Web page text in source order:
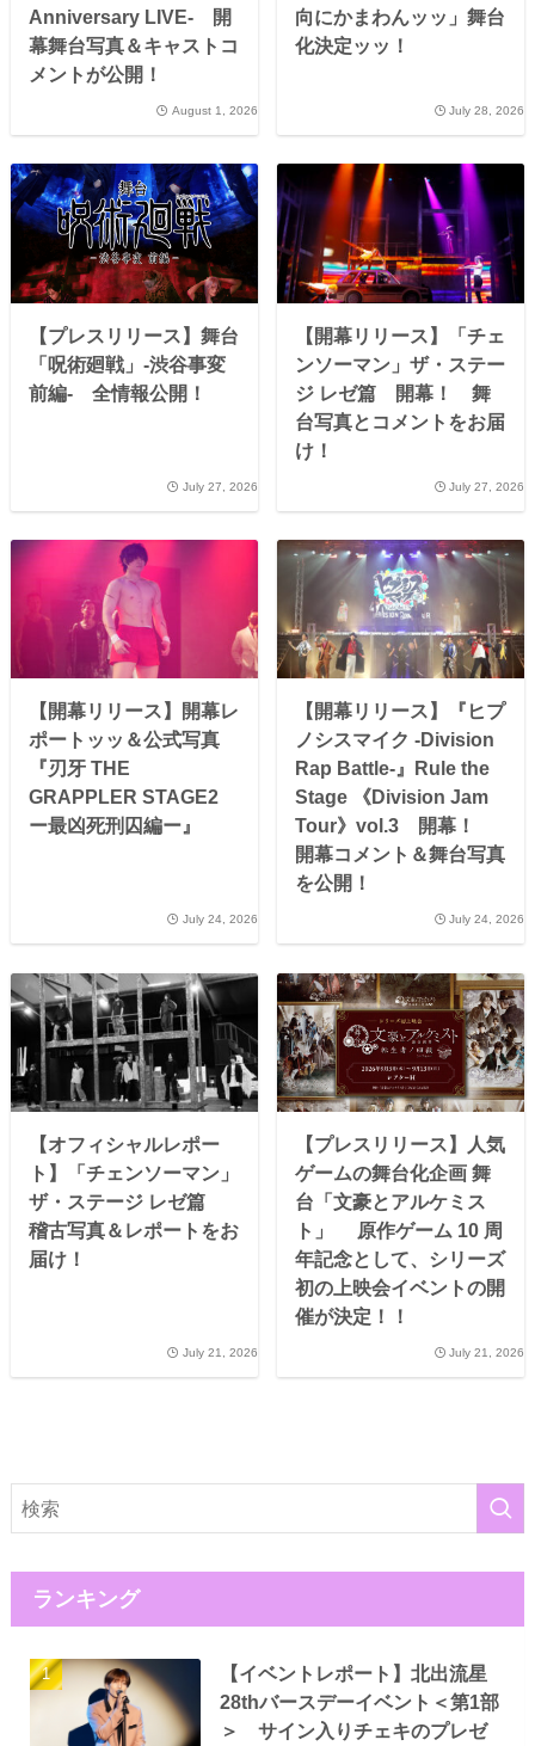
Anniversary LIVE- 開
幕舞台写真＆キャストコ
メントが公開！
August 1, 2026
向にかまわんッッ」舞台
化決定ッッ！
July 28, 2026
【プレスリリース】舞台
「呪術廻戦」-渋谷事変
前編- 全情報公開！
July 27, 2026
【開幕リリース】「チェ
ンソーマン」ザ・ステー
ジ レゼ篇 開幕！ 舞
台写真とコメントをお届
け！
July 27, 2026
【開幕リリース】開幕レ
ポートッッ＆公式写真
『刃牙 THE
GRAPPLER STAGE2
ー最凶死刑囚編ー』
July 24, 2026
【開幕リリース】『ヒプ
ノシスマイク -Division
Rap Battle-』Rule the
Stage 《Division Jam
Tour》vol.3 開幕！
開幕コメント＆舞台写真
を公開！
July 24, 2026
【オフィシャルレポー
ト】「チェンソーマン」
ザ・ステージ レゼ篇
稽古写真＆レポートをお
届け！
July 21, 2026
【プレスリリース】人気
ゲームの舞台化企画 舞
台「文豪とアルケミス
ト」 原作ゲーム 10 周
年記念として、シリーズ
初の上映会イベントの開
催が決定！！
July 21, 2026
ランキング
【イベントレポート】北出流星
28thバースデーイベント＜第1部
＞ サイン入りチェキのプレゼ